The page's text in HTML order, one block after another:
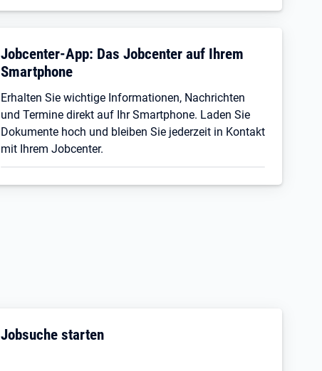
Jobcenter-App: Das Jobcenter auf Ihrem
Smartphone
Erhalten Sie wichtige Informationen, Nachrichten
und Termine direkt auf Ihr Smartphone. Laden Sie
Dokumente hoch und bleiben Sie jederzeit in Kontakt
mit Ihrem Jobcenter.
Jobsuche starten